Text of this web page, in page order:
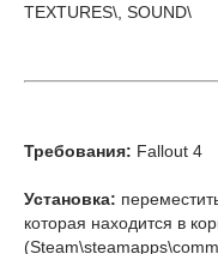
TEXTURES\ SOUND\
Требования: Fallout 4
Установка:
которая находится в